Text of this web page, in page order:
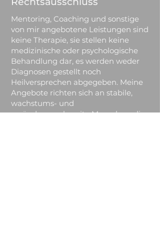
Mentoring, Coaching und sonstige
von mir angebotene Leistungen sind
keine Therapie, sie stellen keine
medizinische oder psychologische
Behandlung dar, es werden weder
Diagnosen gestellt noch
Heilversprechen abgegeben. Meine
Angebote richten sich an stabile,
wachstums- und
veränderungsbereite Menschen, die